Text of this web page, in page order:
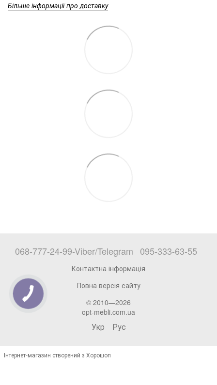
Більше інформації про доставку
068-777-24-99-Viber/Telegram 095-333-63-55
Контактна інформація
Повна версія сайту
© 2010—2026
opt-mebli.com.ua
Укр Рус
Інтернет-магазин створений з Хорошоп